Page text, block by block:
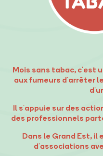
Mois sans tabac, c'est
aux fumeurs d'arrêter
Il s'appuie sur des
des professionnels
Dans le Grand Est,
d'associations